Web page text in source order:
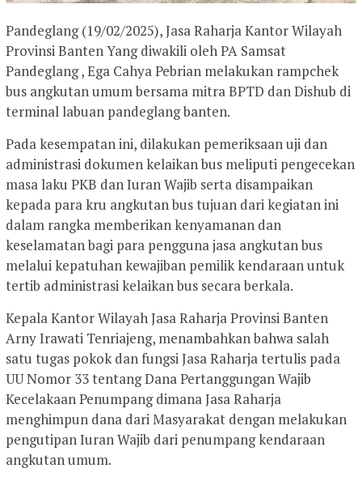
Pandeglang (19/02/2025), Jasa Raharja Kantor Wilayah
Provinsi Banten Yang diwakili oleh PA Samsat
Pandeglang , Ega Cahya Pebrian melakukan rampchek
bus angkutan umum bersama mitra BPTD dan Dishub di
terminal labuan pandeglang banten.
Pada kesempatan ini, dilakukan pemeriksaan uji dan
administrasi dokumen kelaikan bus meliputi pengecekan
masa laku PKB dan Iuran Wajib serta disampaikan
kepada para kru angkutan bus tujuan dari kegiatan ini
dalam rangka memberikan kenyamanan dan
keselamatan bagi para pengguna jasa angkutan bus
melalui kepatuhan kewajiban pemilik kendaraan untuk
tertib administrasi kelaikan bus secara berkala.
Kepala Kantor Wilayah Jasa Raharja Provinsi Banten
Arny Irawati Tenriajeng, menambahkan bahwa salah
satu tugas pokok dan fungsi Jasa Raharja tertulis pada
UU Nomor 33 tentang Dana Pertanggungan Wajib
Kecelakaan Penumpang dimana Jasa Raharja
menghimpun dana dari Masyarakat dengan melakukan
pengutipan Iuran Wajib dari penumpang kendaraan
angkutan umum.